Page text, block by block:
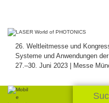
26. Weltleitmesse und
Systeme und Anwendungen
27.–30. Juni 2023 | Messe